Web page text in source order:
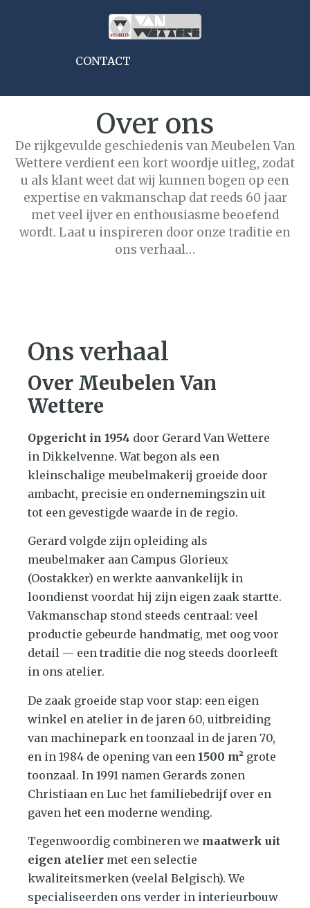
CONTACT
Over ons​
De rijkgevulde geschiedenis van Meubelen Van
Wettere verdient een kort woordje uitleg, zodat
u als klant weet dat wij kunnen bogen op een
expertise en vakmanschap dat reeds 60 jaar
met veel ijver en enthousiasme beoefend
wordt. Laat u inspireren door onze traditie en
ons verhaal…
Ons verhaal
Over Meubelen Van
Wettere
Opgericht in 1954 door Gerard Van Wettere
in Dikkelvenne. Wat begon als een
kleinschalige meubelmakerij groeide door
ambacht, precisie en ondernemingszin uit
tot een gevestigde waarde in de regio.
Gerard volgde zijn opleiding als
meubelmaker aan Campus Glorieux
(Oostakker) en werkte aanvankelijk in
loondienst voordat hij zijn eigen zaak startte.
Vakmanschap stond steeds centraal: veel
productie gebeurde handmatig, met oog voor
detail — een traditie die nog steeds doorleeft
in ons atelier.
De zaak groeide stap voor stap: een eigen
winkel en atelier in de jaren 60, uitbreiding
van machinepark en toonzaal in de jaren 70,
en in 1984 de opening van een 1500 m² grote
toonzaal. In 1991 namen Gerards zonen
Christiaan en Luc het familiebedrijf over en
gaven het een moderne wending.
Tegenwoordig combineren we maatwerk uit
eigen atelier met een selectie
kwaliteitsmerken (veelal Belgisch). We
specialiseerden ons verder in interieurbouw